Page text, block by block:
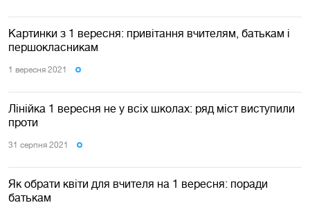
Картинки з 1 вересня: привітання вчителям, батькам і
першокласникам
1 вересня 2021
Лінійка 1 вересня не у всіх школах: ряд міст виступили
проти
31 серпня 2021
Як обрати квіти для вчителя на 1 вересня: поради
батькам